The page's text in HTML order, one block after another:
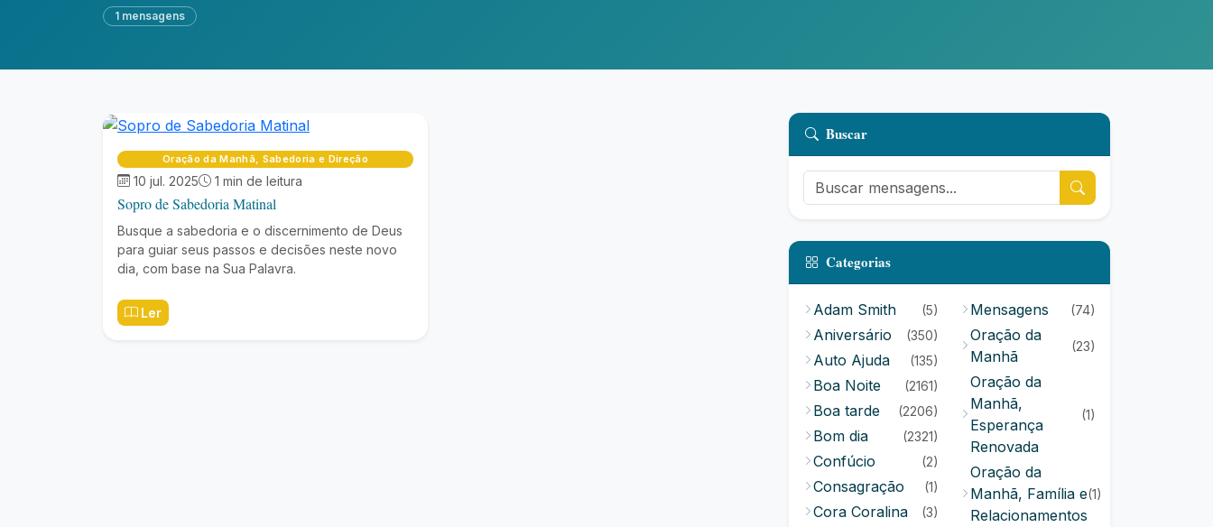
1 mensagens
Oração da Manhã, Sabedoria e Direção
10 jul. 2025 1 min de leitura
Sopro de Sabedoria Matinal
Busque a sabedoria e o discernimento de Deus
para guiar seus passos e decisões neste novo
dia, com base na Sua Palavra.
Ler
Buscar
Categorias
Adam Smith (5)
Aniversário (350)
Auto Ajuda (135)
Boa Noite (2161)
Boa tarde (2206)
Bom dia (2321)
Confúcio (2)
Consagração (1)
Cora Coralina (3)
Mensagens (74)
Oração da
Manhã
(23)
Oração da
Manhã,
Esperança
Renovada
(1)
Oração da
Manhã, Família e
Relacionamentos
(1)